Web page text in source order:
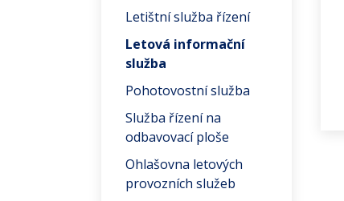
Letištní služba řízení
Letová informační
služba
Pohotovostní služba
Služba řízení na
odbavovací ploše
Ohlašovna letových
provozních služeb